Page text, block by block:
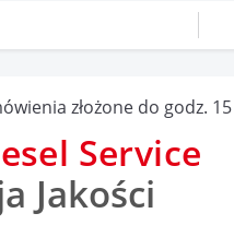
złożone do godz.
Service
Jakości